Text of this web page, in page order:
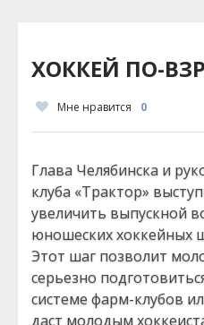
ХОККЕЙ ПО-
Мне нравится 0
Глава Челябинска и
клуба «Трактор»
увеличить выпускной
юношеских хоккейных
Этот шаг позволит
серьезно
системе фарм-клубов
даст молодым